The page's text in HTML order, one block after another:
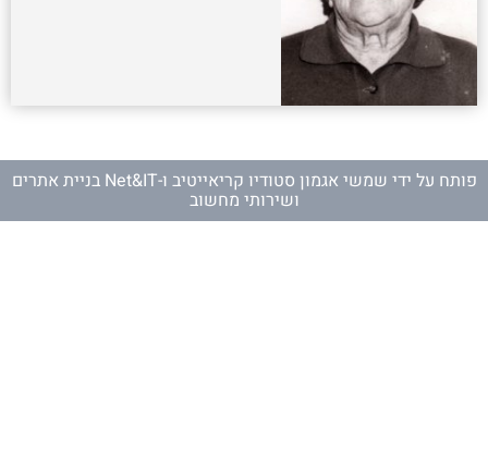
פותח על ידי שמשי אגמון סטודיו קריאייטיב ו- Net&IT בניית אתרים
ושירותי מחשוב